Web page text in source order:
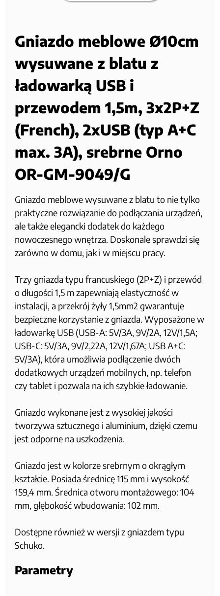
Gniazdo meblowe Ø10cm
wysuwane z blatu z
ładowarką USB i
przewodem 1,5m, 3x2P+Z
(French), 2xUSB (typ A+C
max. 3A), srebrne Orno
OR-GM-9049/G
Gniazdo meblowe wysuwane z blatu to nie tylko
praktyczne rozwiązanie do podłączania urządzeń,
ale także elegancki dodatek do każdego
nowoczesnego wnętrza. Doskonale sprawdzi się
zarówno w domu, jak i w miejscu pracy.
Trzy gniazda typu francuskiego (2P+Z) i przewód
o długości 1,5 m zapewniają elastyczność w
instalacji, a przekrój żyły 1,5mm2 gwarantuje
bezpieczne korzystanie z gniazda. Wyposażone w
ładowarkę USB (USB-A: 5V/3A, 9V/2A, 12V/1,5A;
USB-C: 5V/3A, 9V/2,22A, 12V/1,67A; USB A+C:
5V/3A), która umożliwia podłączenie dwóch
dodatkowych urządzeń mobilnych, np. telefon
czy tablet i pozwala na ich szybkie ładowanie.
Gniazdo wykonane jest z wysokiej jakości
tworzywa sztucznego i aluminium, dzięki czemu
jest odporne na uszkodzenia.
Gniazdo jest w kolorze srebrnym o okrągłym
kształcie. Posiada średnicę 115 mm i wysokość
159,4 mm. Średnica otworu montażowego: 104
mm, głębokość wbudowania: 102 mm.
Dostępne również w wersji z gniazdem typu
Schuko.
Parametry